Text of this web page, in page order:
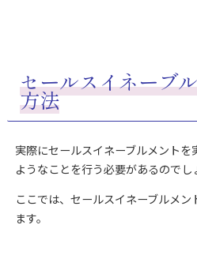
セールスイネーブ
方法
実際にセールスイネーブルメント
ようなことを行う必要があるのでし
ここでは、セールスイネーブルメ
ます。